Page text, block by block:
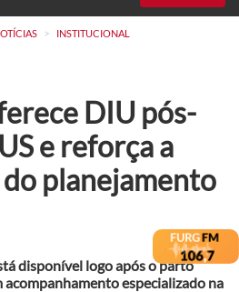
> INSTITUCIONAL
DIU pós-
e reforça a
planejamento
disponível logo após o parto
acompanhamento especializado na